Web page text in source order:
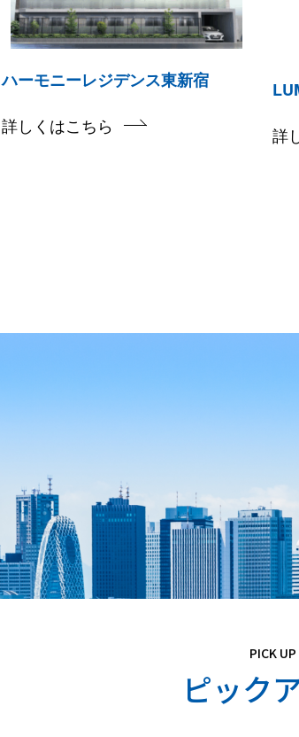
ハーモニーレジデンス東新宿
詳しくはこちら
詳
PICK UP
ピック